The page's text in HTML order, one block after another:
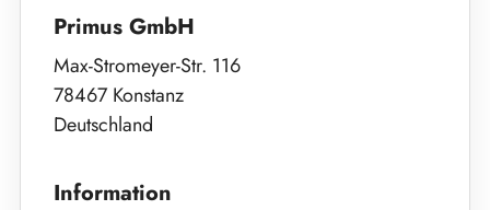
Primus GmbH
Max-Stromeyer-Str. 116
78467 Konstanz
Deutschland
Information